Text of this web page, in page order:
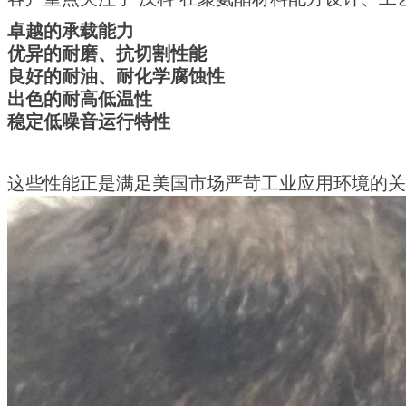
卓越的承载能力
优异的耐磨、抗切割性能
良好的耐油、耐化学腐蚀性
出色的耐高低温性
稳定低噪音运行特性
这些性能正是满足美国市场严苛工业应用环境的